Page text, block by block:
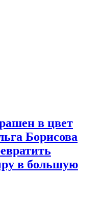
в цвет
Борисова
в большую